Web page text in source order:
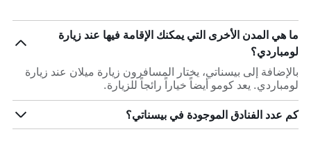
ما هي المدن الأخرى التي يمكنك الإقامة فيها عند زيارة
لومباردي؟
بالإضافة إلى بيسناتي، يختار المسافرون زيارة ميلان عند زيارة
لومباردي. يعد كومو أيضاً خياراً رائجاً للزيارة.
كم عدد الفنادق الموجودة في بيسناتي؟